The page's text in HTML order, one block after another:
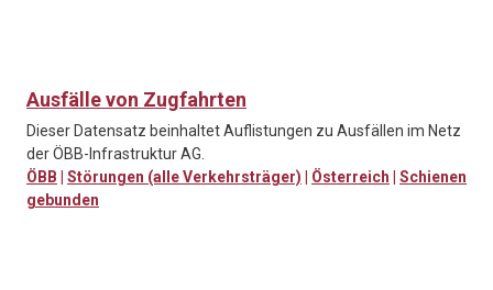
Ausfälle von Zugfahrten
Dieser Datensatz beinhaltet Auflistungen zu Ausfällen im Netz
der ÖBB-Infrastruktur AG.
ÖBB
Störungen (alle Verkehrsträger) Österreich
Schienen
gebunden